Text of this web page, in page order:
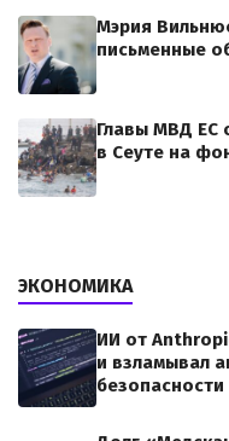
Мэрия
письменные
Главы МВД ЕС
в Сеуте на
ЭКОНОМИКА
ИИ от
и взламывал
безопасности